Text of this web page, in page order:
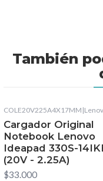
También
COLE20V225A4X17MM |
Cargador Original
Notebook Lenovo
Ideapad 330S-
(20V - 2.25A)
$33.000